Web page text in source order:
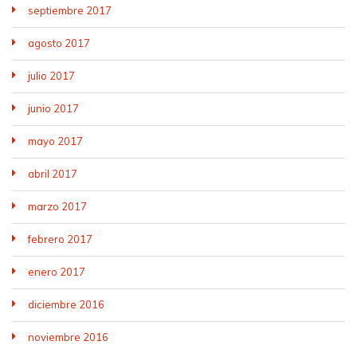
septiembre 2017
agosto 2017
julio 2017
junio 2017
mayo 2017
abril 2017
marzo 2017
febrero 2017
enero 2017
diciembre 2016
noviembre 2016